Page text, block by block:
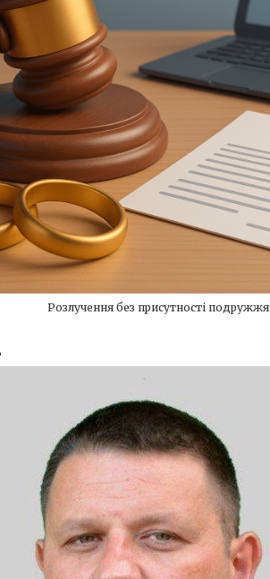
Розлучення без присутності подружжя